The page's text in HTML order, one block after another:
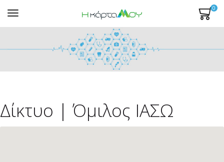
0
Mενού
Δίκτυο | Όμιλος ΙΑΣΩ